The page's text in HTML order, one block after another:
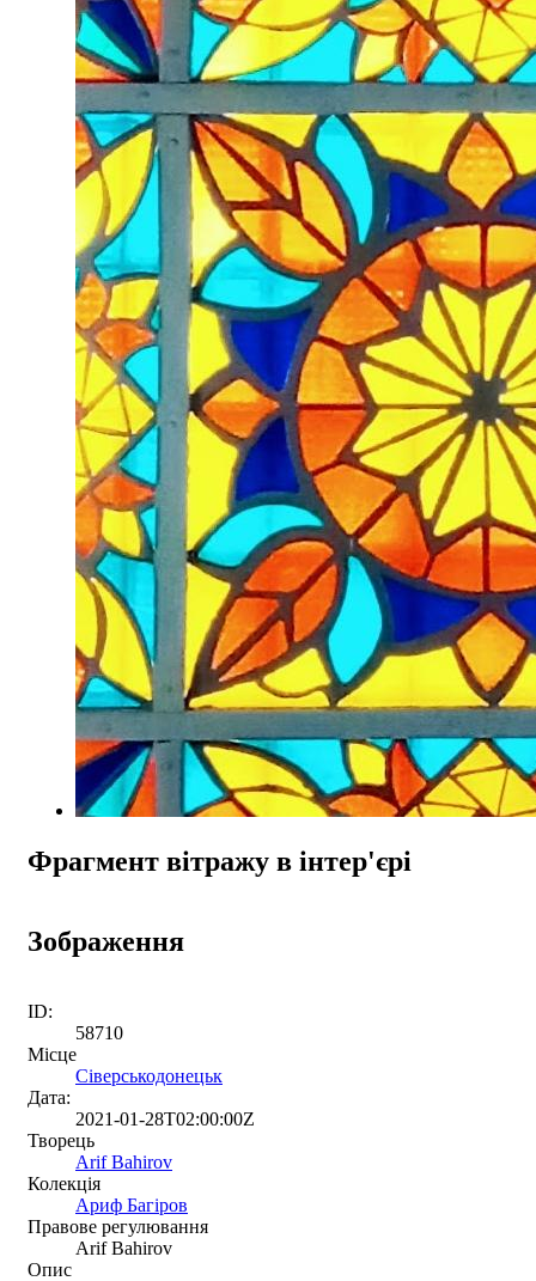
Фрагмент вітражу в інтер'єрі
Зображення
ID:
58710
Місце
Сіверськодонецьк
Дата:
2021-01-28T02:00:00Z
Творець
Arif Bahirov
Колекція
Ариф Багіров
Правове регулювання
Arif Bahirov
Опис